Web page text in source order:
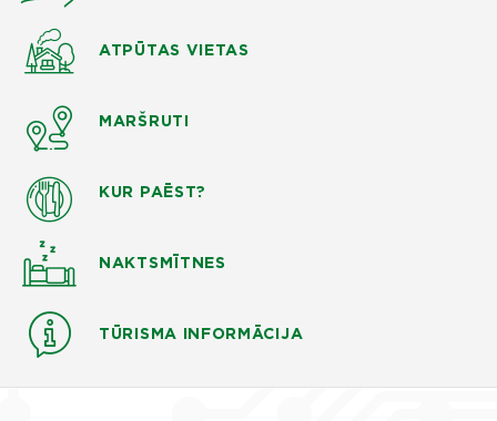
ATPŪTAS VIETAS
MARŠRUTI
KUR PAĒST?
NAKTSMĪTNES
TŪRISMA INFORMĀCIJA